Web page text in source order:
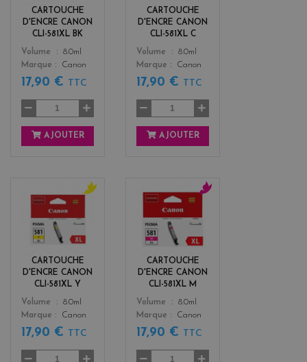
CARTOUCHE
D'ENCRE CANON
CLI-581XL BK
Color
k
Volume
8.0ml
Marque
Canon
17,90 € TTC
AJOUTER
CARTOUCHE
D'ENCRE CANON
CLI-581XL C
Color
Volume
8.0ml
Marque
Canon
17,90 € TTC
AJOUTER
CARTOUCHE
D'ENCRE CANON
CLI-581XL Y
Color
e
l
o
w
Volume
8.0ml
Marque
Canon
17,90 € TTC
CARTOUCHE
D'ENCRE CANON
CLI-581XL M
Color
a
e
n
t
Volume
8.0ml
Marque
Canon
17,90 € TTC